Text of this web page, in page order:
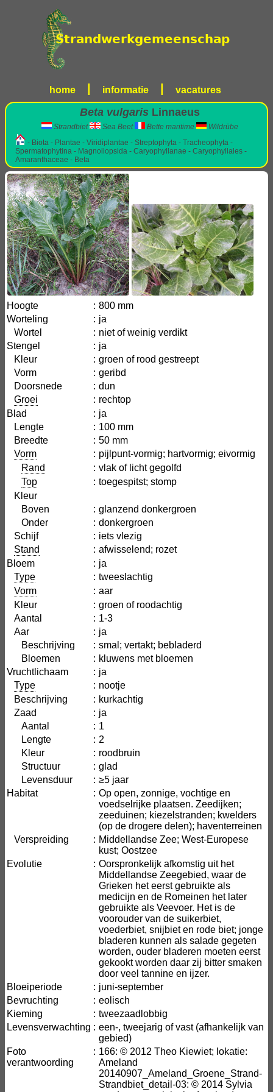
home informatie vacatures
Beta vulgaris Linnaeus
Strandbiet Sea Beet Bette maritime
Wildrübe
- Biota - Plantae - Viridiplantae - Streptophyta - Tracheophyta -
Spermatophytina - Magnoliopsida - Caryophyllanae - Caryophyllales -
Amaranthaceae - Beta
Hoogte : 800 mm
Worteling
: ja
Wortel
: niet of weinig verdikt
Stengel
: ja
Kleur
: groen of rood gestreept
Vorm
: geribd
Doorsnede
: dun
Groei
: rechtop
Blad
: ja
Lengte
: 100 mm
Breedte
: 50 mm
Vorm
: pijlpunt-vormig; hartvormig; eivormig
Rand
: vlak of licht gegolfd
Top
: toegespitst; stomp
Kleur
Boven
: glanzend donkergroen
Onder
: donkergroen
Schijf
: iets vlezig
Stand
: afwisselend; rozet
Bloem
: ja
Type
: tweeslachtig
Vorm
: aar
Kleur
: groen of roodachtig
Aantal
: 1-3
Aar
: ja
Beschrijving
: smal; vertakt; bebladerd
Bloemen
: kluwens met bloemen
Vruchtlichaam
: ja
Type
: nootje
Beschrijving
: kurkachtig
Zaad
: ja
Aantal
: 1
Lengte
: 2
Kleur
: roodbruin
Structuur
: glad
Levensduur
: ≥5 jaar
Habitat
: Op open, zonnige, vochtige en
voedselrijke plaatsen. Zeedijken;
zeeduinen; kiezelstranden; kwelders
(op de drogere delen); haventerreinen
Verspreiding
: Middellandse Zee; West-Europese
kust; Oostzee
Evolutie
: Oorspronkelijk afkomstig uit het
Middellandse Zeegebied, waar de
Grieken het eerst gebruikte als
medicijn en de Romeinen het later
gebruikte als Veevoer. Het is de
voorouder van de suikerbiet,
voederbiet, snijbiet en rode biet; jonge
bladeren kunnen als salade gegeten
worden, ouder bladeren moeten eerst
gekookt worden daar zij bitter smaken
door veel tannine en ijzer.
Bloeiperiode
: juni-september
Bevruchting
: eolisch
Kieming
: tweezaadlobbig
Levensverwachting : een-, tweejarig of vast (afhankelijk van
gebied)
Foto
verantwoording
: 166: © 2012 Theo Kiewiet; lokatie:
Ameland
20140907_Ameland_Groene_Strand-
Strandbiet_detail-03: © 2014 Sylvia